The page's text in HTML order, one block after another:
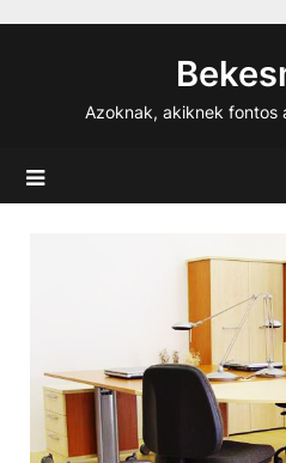
Azoknak, akiknek fontos